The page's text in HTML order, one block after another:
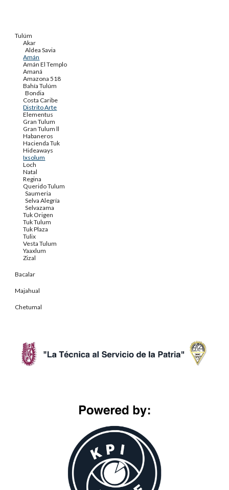
Tulúm
Akar
Aldea Savia
Amán
Amán El Templo
Amaná
Amazona 518
Bahía Tulúm
Bondia
Costa Caribe
Distrito Arte
Elementus
Gran Tulum
Gran Tulum ll
Habaneros
Hacienda Tuk
Hideaways
Ixsolum
Loch
Natal
Regina
Querido Tulum
Saumeria
Selva Alegría
Selvazama
Tuk Origen
Tuk Tulum
Tuk Plaza
Tulix
Vesta Tulum
Yaaxlum
Zizal
Bacalar
Majahual
Chetumal